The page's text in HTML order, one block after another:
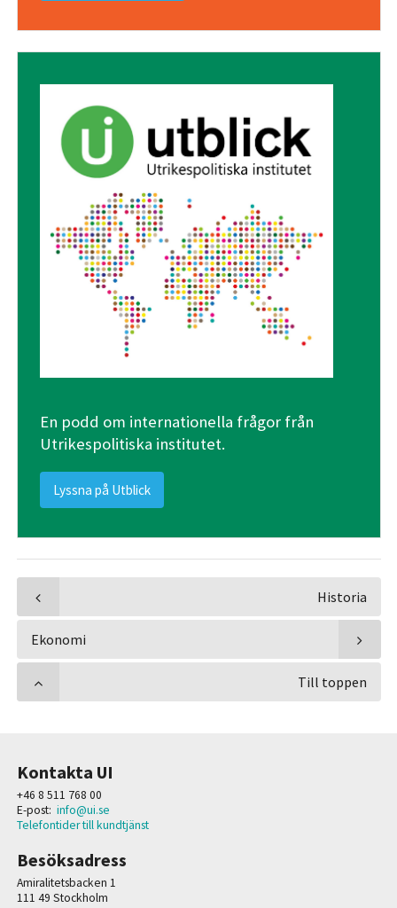
En podd om internationella frågor från
Utrikespolitiska institutet.
Lyssna på Utblick
Historia
Ekonomi
Till toppen
Kontakta UI
+46 8 511 768 00
E-post: info@ui.se
Telefontider till kundtjänst
Besöksadress
Amiralitetsbacken 1
111 49 Stockholm